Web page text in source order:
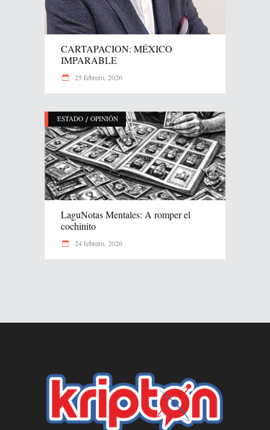
CARTAPACION: MÉXICO
IMPARABLE
25 febrero, 2026
ESTADO / OPINIÓN
LaguNotas Mentales: A romper el
cochinito
24 febrero, 2026